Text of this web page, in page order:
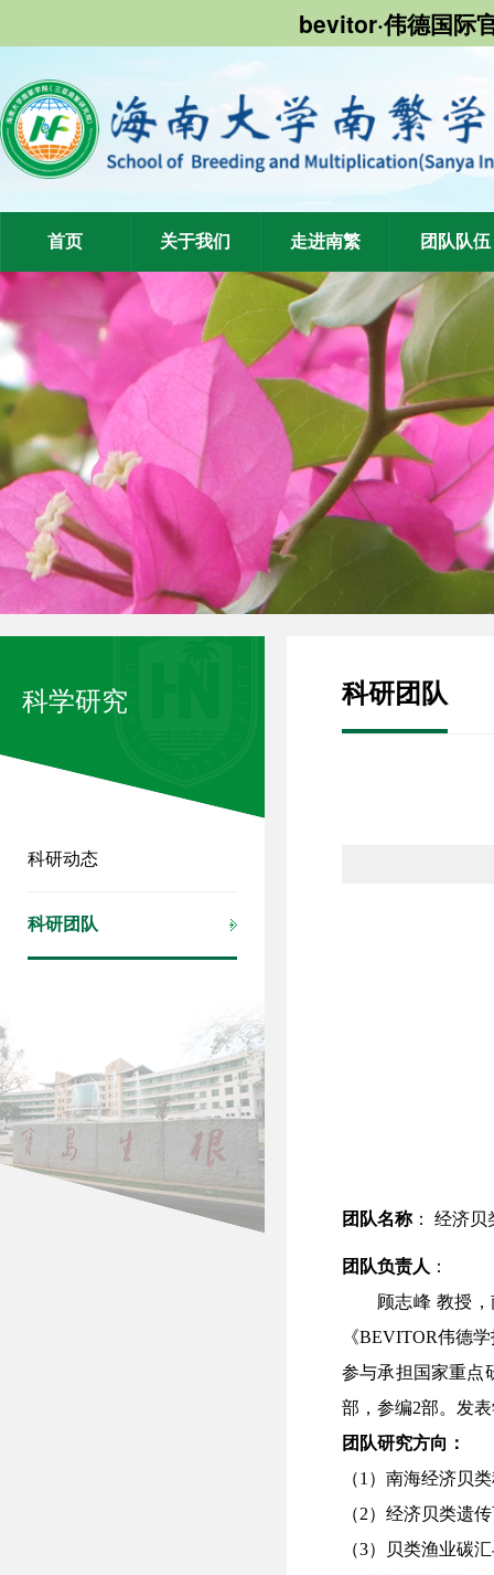
bevitor·伟德国际
首页 关于我们 走进南繁 团队队伍
科学研究
科研动态
科研团队
科研团队
团队名称： 经济贝
团队负责人 ：
顾志峰 教授
《BEVITOR伟德
参与承担国家重点
部，参编2部。发
团队研究方向：
（1）南海经济贝
（2）经济贝类遗
（3）贝类渔业碳